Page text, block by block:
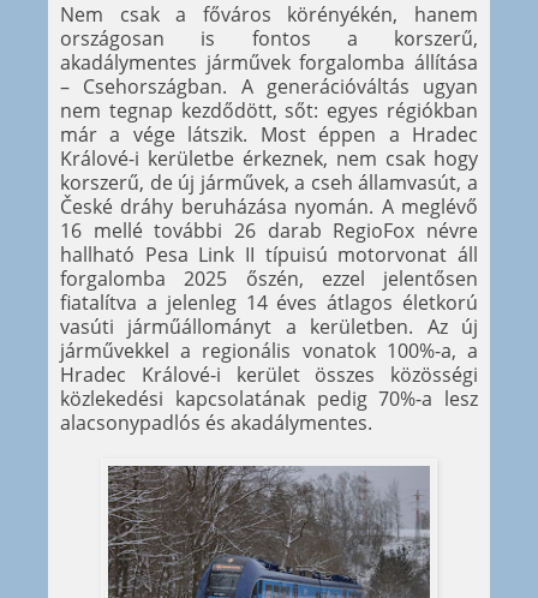
Nem csak a főváros körényékén, hanem
országosan is fontos a korszerű,
akadálymentes járművek forgalomba állítása
– Csehországban. A generációváltás ugyan
nem tegnap kezdődött, sőt: egyes régiókban
már a vége látszik. Most éppen a Hradec
Králové-i kerületbe érkeznek, nem csak hogy
korszerű, de új járművek, a cseh államvasút, a
České dráhy beruházása nyomán. A meglévő
16 mellé további 26 darab RegioFox névre
hallható Pesa Link II típuisú motorvonat áll
forgalomba 2025 őszén, ezzel jelentősen
fiatalítva a jelenleg 14 éves átlagos életkorú
vasúti járműállományt a kerületben. Az új
járművekkel a regionális vonatok 100%-a, a
Hradec Králové-i kerület összes közösségi
közlekedési kapcsolatának pedig 70%-a lesz
alacsonypadlós és akadálymentes.